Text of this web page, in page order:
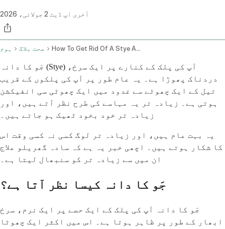
آخری اپ ڈیٹ 2 جولائی، 2026
ہوم صحت بلاگ How To Get Rid Of A Stye And When You Need Antibiotics
جَو کا دانہ (Stye) آپ کی پلک کے کنارے پر ایک سرخ،
دردناک پھوڑا ہے۔ یہ عام طور پر آپ کی پلکوں کے قریب
تیل کے ایک چھوٹے سے غدود میں ایک چھوٹی سی انفیکشن
ہوتی ہے۔ زیادہ تر یہ مہاسے کی طرح نظر آتے ہیں، اور
زیادہ تر خود بخود ٹھیک ہو جاتے ہیں۔
یہ بہت عام ہیں، اور زیادہ تر لوگ کسی نہ کسی وقت اس
کا شکار ہوتے ہیں۔ اچھی خبر یہ ہے کہ سادہ گھریلو علاج
ان میں سے زیادہ تر کو سنبھال لیتا ہے۔
جَو کا دانہ کیسا نظر آتا ہے؟
جَو کا دانہ آپ کی پلک کے ایک حصے پر ایک نرم، سرخ
ابھار کے طور پر ظاہر ہوتا ہے۔ اس میں اکثر ایک چھوٹا